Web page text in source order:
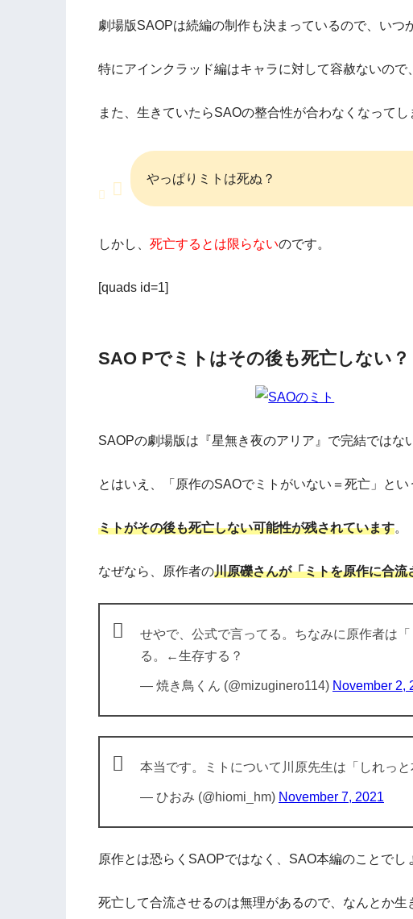
劇場版SAOPは続編の制作も決まっているので、いつ
特にアインクラッド編はキャラに対して容赦ないので
また、生きていたらSAOの整合性が合わなくなってし
やっぱりミトは死ぬ？
しかし、 死亡するとは限らないのです。
[quads id=1]
SAO Pでミトはその後も死亡しない？
SAOPの劇場版は『星無き夜のアリア』で完結では
とはいえ、「原作のSAOでミトがいない＝死亡」と
ミトがその後も死亡しない可能性が残されています。
なぜなら、原作者の川原礫さんが「ミトを原作に合
せやで、公式で言ってる。ちなみに原作者は
る。←生存する？
— 焼き鳥くん (@mizuginero114) November 2,
本当です。ミトについて川原先生は「しれっ
— ひおみ (@hiomi_hm) November 7, 2021
原作とは恐らくSAOPではなく、SAO本編のことでし
死亡して合流させるのは無理があるので、なんとか